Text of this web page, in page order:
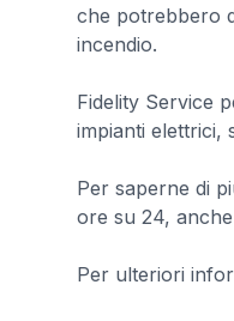
che potrebbero
incendio.
Fidelity Service
impianti elettrici,
Per saperne di
ore su 24,
Per ulteriori